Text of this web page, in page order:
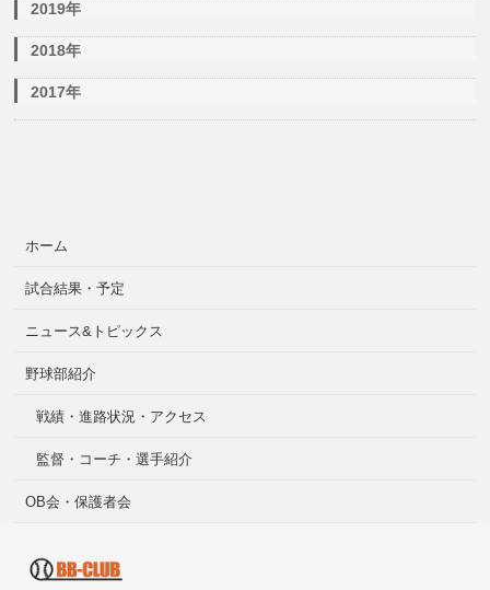
2019年
2018年
2017年
ホーム
試合結果・予定
ニュース&トピックス
野球部紹介
戦績・進路状況・アクセス
監督・コーチ・選手紹介
OB会・保護者会